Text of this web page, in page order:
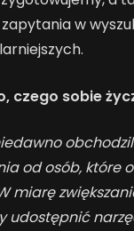
w
czego sobie
od osób, które
miarę
udostępnić